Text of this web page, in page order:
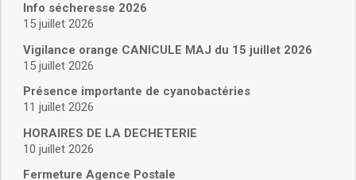
Cimetière/réglementation funéraire
Licences boissons
Inscriptions sur les listes électorales
Cadastre
Plan Local d’Urbanisme intercommunal
Actes d’état civil
Budgets
Budget de Fonctionnement
Info sécheresse 2026
15 juillet 2026
Vigilance orange CANICULE MAJ du 15 juillet 2026
15 juillet 2026
Présence importante de cyanobactéries
11 juillet 2026
HORAIRES DE LA DECHETERIE
10 juillet 2026
Fermeture Agence Postale